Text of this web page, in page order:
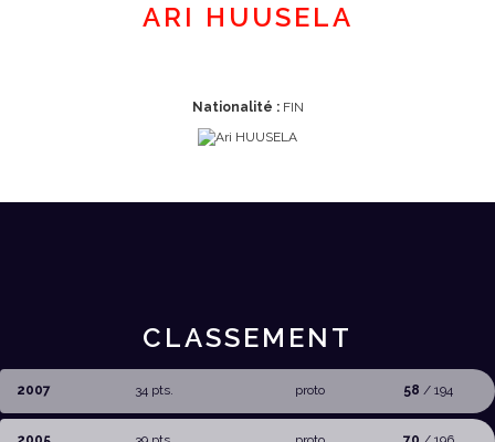
ARI HUUSELA
Nationalité :FIN
CLASSEMENT
2007 34 pts. proto 58 / 194